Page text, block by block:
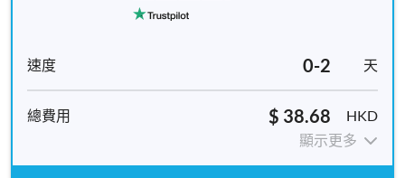
0-2 天
$ 38.68
HKD
顯示更多